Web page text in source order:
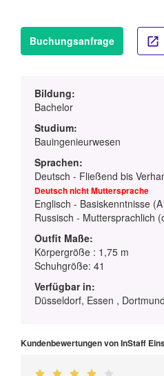
Buchungsanfrage
Bildung:
Bachelor
Studium:
Bauingenieurwesen
Sprachen:
Deutsch - Fließend bis
Deutsch nicht Muttersprache
Englisch - Basiskenntnisse
Russisch - Muttersprachlich
Outfit Maße:
Körpergröße : 1,75 m
Schuhgröße: 41
Verfügbar in:
Düsseldorf, Essen ,
Kundenbewertungen von InStaff